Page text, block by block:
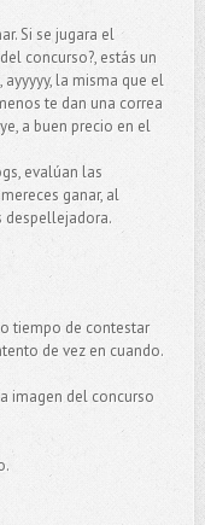
Si se jugara el
concurso?, estás un
la misma que el
te dan una correa
a buen precio en el
evalúan las
ganar, al
despellejadora.
tiempo de contestar
de vez en cuando.
imagen del concurso